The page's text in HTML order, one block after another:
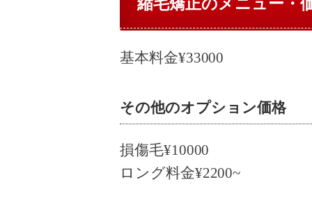
基本料金¥33000
その他のオプション価格
損傷毛¥10000
ロング料金¥2200~